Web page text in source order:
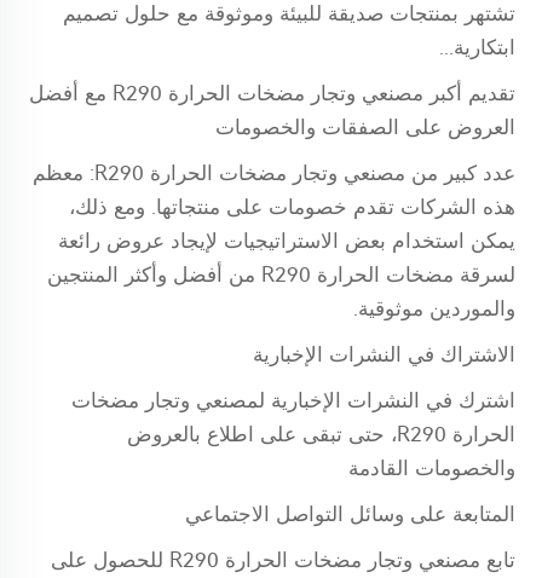
تشتهر بمنتجات صديقة للبيئة وموثوقة مع حلول تصميم
ابتكارية...
تقديم أكبر مصنعي وتجار مضخات الحرارة R290 مع أفضل
العروض على الصفقات والخصومات
عدد كبير من مصنعي وتجار مضخات الحرارة R290: معظم
هذه الشركات تقدم خصومات على منتجاتها. ومع ذلك،
يمكن استخدام بعض الاستراتيجيات لإيجاد عروض رائعة
لسرقة مضخات الحرارة R290 من أفضل وأكثر المنتجين
والموردين موثوقية.
الاشتراك في النشرات الإخبارية
اشترك في النشرات الإخبارية لمصنعي وتجار مضخات
الحرارة R290، حتى تبقى على اطلاع بالعروض
والخصومات القادمة
المتابعة على وسائل التواصل الاجتماعي
تابع مصنعي وتجار مضخات الحرارة R290 للحصول على